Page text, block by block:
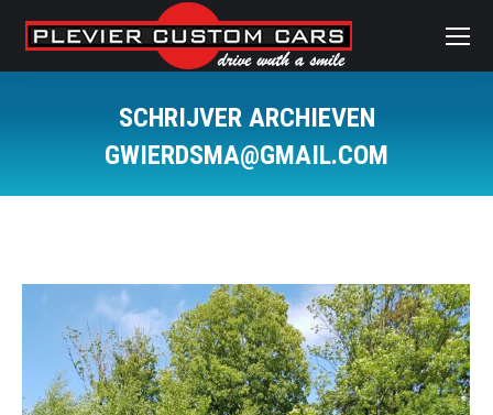
SCHRIJVER ARCHIEVEN
GWIERDSMA@GMAIL.COM